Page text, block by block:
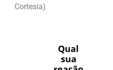
Cortesia)
Qual
sua